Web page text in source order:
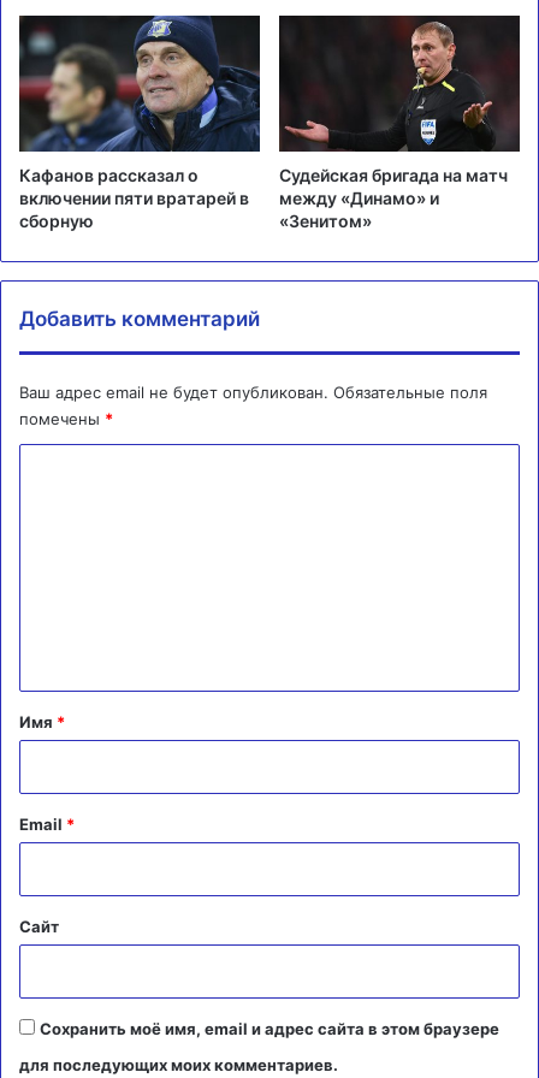
Кафанов рассказал о
включении пяти вратарей в
сборную
Судейская бригада на матч
между «Динамо» и
«Зенитом»
Добавить комментарий
Ваш адрес email не будет опубликован. Обязательные поля
помечены *
а
й
Имя *
Email *
Сайт
Сохранить моё имя, email и адрес сайта в этом браузере
для последующих моих комментариев.